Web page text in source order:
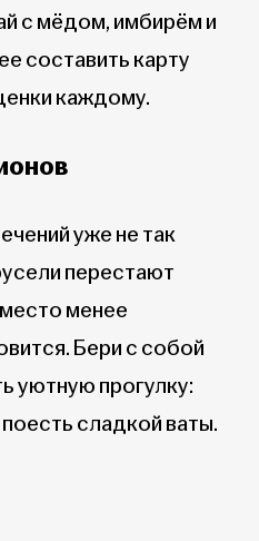
с мёдом, имбирём и
составить карту
каждому.
уже не так
перестают
менее
Бери с собой
уютную прогулку:
сладкой ваты.